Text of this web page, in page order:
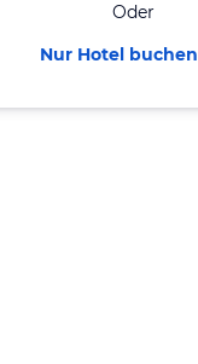
Oder
Nur Hotel buchen